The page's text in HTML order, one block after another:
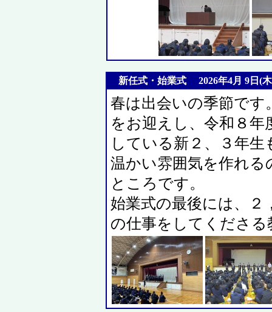
新任式・始業式 2026年4月 9日(
春は出会いの季節です
をお迎えし、令和８
している新２、３年
温かい雰囲気を作れ
ところです。
始業式の最後には、２
の仕事をしてくださ